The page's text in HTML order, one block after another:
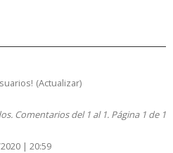
(Actualizar)
Comentarios del 1 al 1. Página 1 de 1
| 20:59